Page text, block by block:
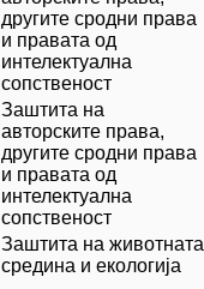
другите сродни права
и правата од
интелектуална
сопственост
Заштита на
авторските права,
другите сродни права
и правата од
интелектуална
сопственост
Заштита на животната
средина и екологија